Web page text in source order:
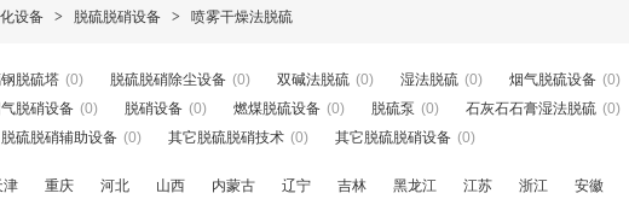
设备 > 脱硫脱硝设备 > 喷雾干燥法脱硫
脱硫塔 (0) 脱硫脱硝除尘设备 (0) 双碱法脱硫 (0) 湿法脱硫 (0) 烟气脱硫设备 (0)
脱硝设备 (0) 脱硝设备 (0) 燃煤脱硫设备 (0) 脱硫泵 (0) 石灰石石膏湿法脱硫 (0)
脱硫脱硝辅助设备 (0) 其它脱硫脱硝技术 (0) 其它脱硫脱硝设备 (0)
津 重庆 河北 山西 内蒙古 辽宁 吉林 黑龙江 江苏 浙江 安徽